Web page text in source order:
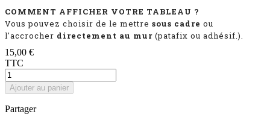
COMMENT AFFICHER VOTRE TABLEAU ?
Vous pouvez choisir de le mettre sous cadre ou
l'accrocher directement au mur (patafix ou adhésif.).
15,00 €
TTC
Ajouter au panier
Partager